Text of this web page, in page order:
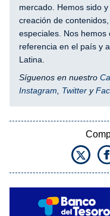
mercado. Hemos sido
creación de
especiales. Nos
referencia en el país y
Latina.
Síguenos en nuestro
Instagram, Twitter y